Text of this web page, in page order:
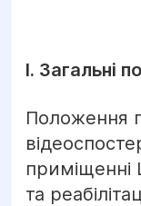
І. Загальні
Положення
приміщенні
та